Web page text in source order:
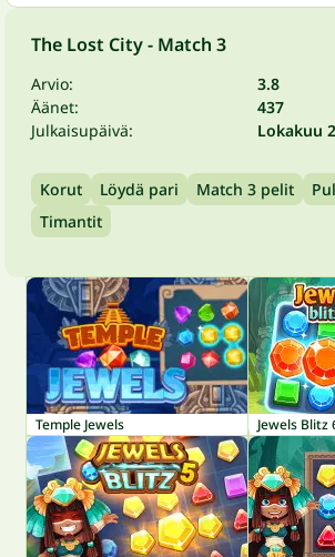
The Lost City - Match 3
Arvio:
3.8
Äänet:
437
Julkaisupäivä:
Lokakuu
Korut Löydä pari Match 3 pelit
Timantit
Temple Jewels Jewels Blitz